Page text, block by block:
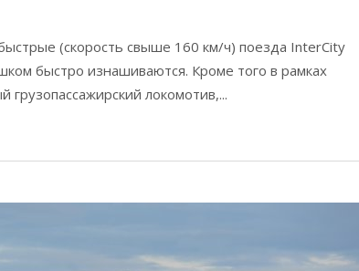
(скорость свыше 160 км/ч) поезда InterCity
быстро изнашиваются. Кроме того в рамках
локомотив,...